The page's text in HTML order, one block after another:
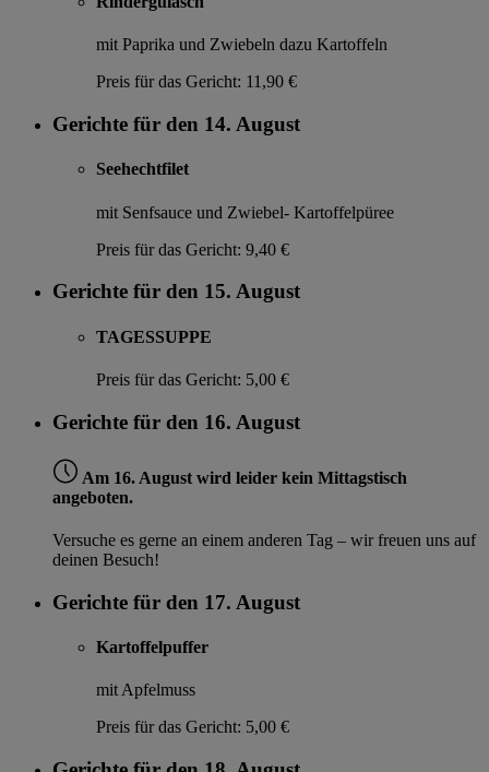
mit Paprika und Zwiebeln dazu Kartoffeln
Preis für das Gericht: 11,90 €
Gerichte für den 14. August
Seehechtfilet
mit Senfsauce und Zwiebel- Kartoffelpüree
Preis für das Gericht: 9,40 €
Gerichte für den 15. August
TAGESSUPPE
Preis für das Gericht: 5,00 €
Gerichte für den 16. August
Am 16. August wird leider kein Mittagstisch
angeboten.
Versuche es gerne an einem anderen Tag – wir freuen uns auf
deinen Besuch!
Gerichte für den 17. August
Kartoffelpuffer
mit Apfelmuss
Preis für das Gericht: 5,00 €